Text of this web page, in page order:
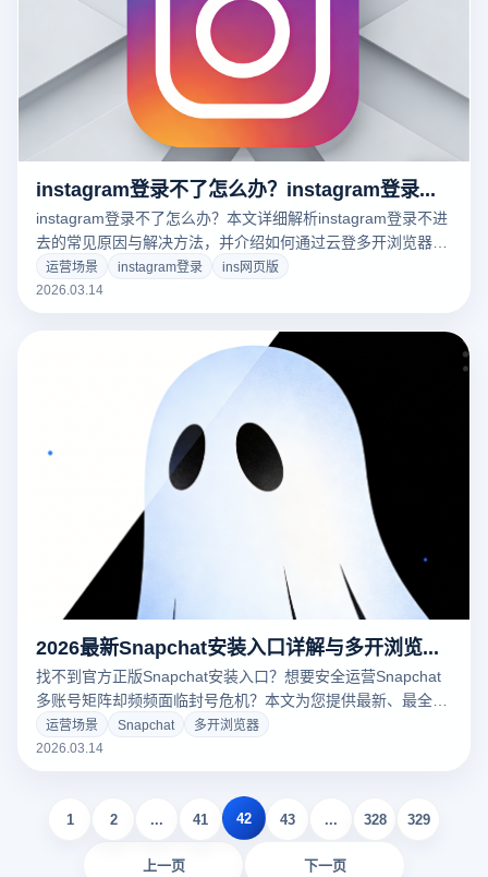
instagram登录不了怎么办？instagram登录不进去是什么原因？
instagram登录不了怎么办？本文详细解析instagram登录不进
去的常见原因与解决方法，并介绍如何通过云登多开浏览器实
现账号环境隔离，帮助用户稳定登录与安全管理多个账号。
运营场景 instagram登录
ins网页版
2026.03.14
2026最新Snapchat安装入口详解与多开浏览器矩阵防封实战指南
找不到官方正版Snapchat安装入口？想要安全运营Snapchat
多账号矩阵却频频面临封号危机？本文为您提供最新、最全的
Snapchat安装全攻略，并深度揭秘如何借助云登多开浏览器实
现硬件级防关联环境隔离，轻松驾驭跨境社交营销流量池。立
运营场景 Snapchat
多开浏览器
2026.03.14
上一页
1 2 ... 41 42 43 ... 328 329
下一页